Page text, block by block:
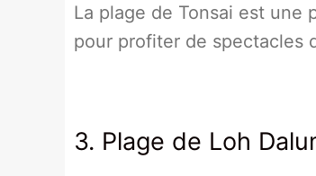
La plage de Tonsai est une
pour profiter de spectacles
3. Plage de Loh